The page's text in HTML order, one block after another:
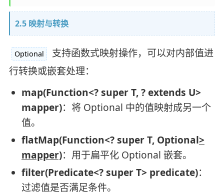
2.5 映射与转换
Optional
支持函数式映射操作，可以对内部值进
行转换或嵌套处理：
map(Function<? super T, ? extends U>
mapper)：将 Optional 中的值映射成另一个
值。
flatMap(Function<? super T, Optional>
mapper)：用于扁平化 Optional 嵌套。
filter(Predicate<? super T> predicate)：
过滤值是否满足条件。